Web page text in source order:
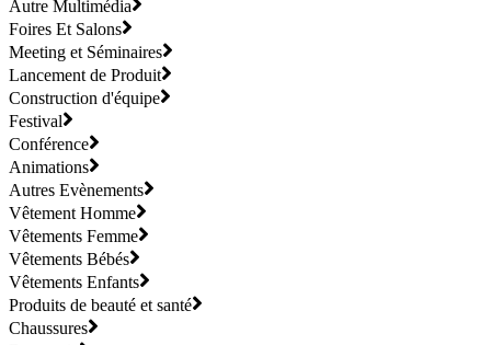
Autre Multimédia
Foires Et Salons
Meeting et Séminaires
Lancement de Produit
Construction d'équipe
Festival
Conférence
Animations
Autres Evènements
Vêtement Homme
Vêtements Femme
Vêtements Bébés
Vêtements Enfants
Produits de beauté et santé
Chaussures